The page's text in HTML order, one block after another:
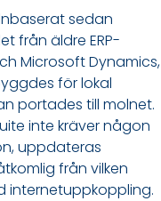
sedan
från äldre ERP-
Microsoft Dynamics,
för lokal
portades till molnet.
inte kräver någon
uppdateras
från vilken
internetuppkoppling.